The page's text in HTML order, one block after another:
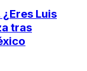
Luis
tras